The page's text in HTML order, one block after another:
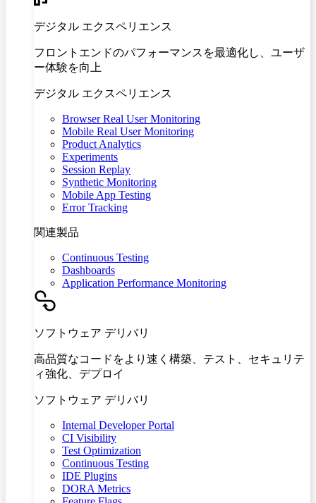
デジタル エクスペリエンス
フロントエンドのパフォーマンスを最適化し、ユーザ
ー体験を向上
デジタル エクスペリエンス
Browser Real User Monitoring
Mobile Real User Monitoring
Product Analytics
Experiments
Session Replay
Synthetic Monitoring
Mobile App Testing
Error Tracking
関連製品
Continuous Testing
Dashboards
Application Performance Monitoring
ソフトウェア デリバリ
高品質なコードをより速く構築、テスト、セキュリテ
ィ強化、デプロイ
ソフトウェア デリバリ
Internal Developer Portal
CI Visibility
Test Optimization
Continuous Testing
IDE Plugins
DORA Metrics